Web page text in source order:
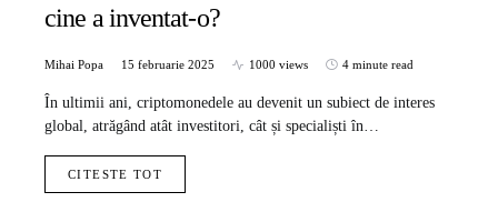
cine a inventat-o?
Mihai Popa 15 februarie 2025 1000 views 4 minute read
În ultimii ani, criptomonedele au devenit un subiect de interes
global, atrăgând atât investitori, cât și specialiști în…
CITESTE TOT